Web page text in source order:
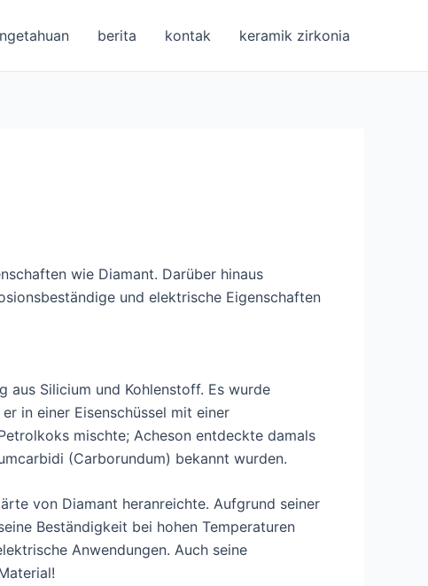
berita kontak keramik zirkonia
wie Diamant. Darüber hinaus
und elektrische Eigenschaften
Silicium und Kohlenstoff. Es wurde
in einer Eisenschüssel mit einer
mischte; Acheson entdeckte damals
(Carborundum) bekannt wurden.
von Diamant heranreichte. Aufgrund seiner
Beständigkeit bei hohen Temperaturen
Anwendungen. Auch seine